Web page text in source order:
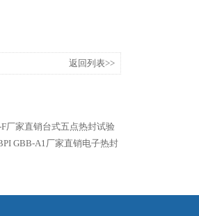
返回列表>>
厂家直销台式五点热封试验
GBB-A1厂家直销电子热封